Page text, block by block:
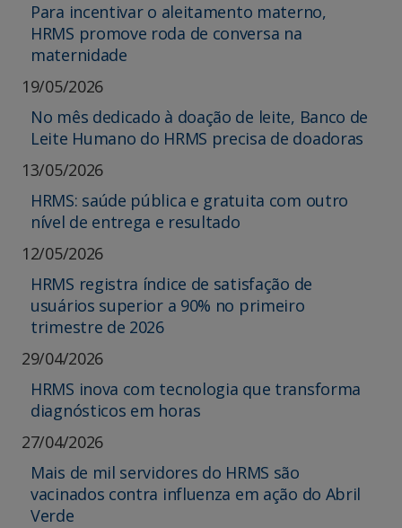
Para incentivar o aleitamento materno,
HRMS promove roda de conversa na
maternidade
19/05/2026
No mês dedicado à doação de leite, Banco de
Leite Humano do HRMS precisa de doadoras
13/05/2026
HRMS: saúde pública e gratuita com outro
nível de entrega e resultado
12/05/2026
HRMS registra índice de satisfação de
usuários superior a 90% no primeiro
trimestre de 2026
29/04/2026
HRMS inova com tecnologia que transforma
diagnósticos em horas
27/04/2026
Mais de mil servidores do HRMS são
vacinados contra influenza em ação do Abril
Verde